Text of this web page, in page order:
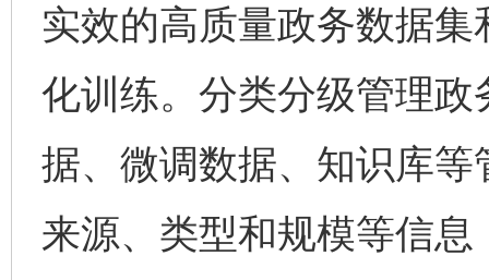
实效的高质量政务数据
化训练。分类分级管理
据、微调数据、知识库
来源、类型和规模等信